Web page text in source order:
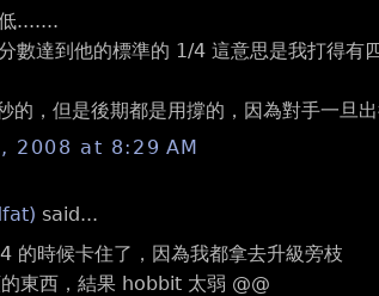
.......
數達到他的標準的 1/4 這意思是我打得有
的，但是後期都是用撐的，因為對手一旦
2008 at 8:29 AM
said...
的時候卡住了，因為我都拿去升級旁枝
東西，結果 hobbit 太弱 @@